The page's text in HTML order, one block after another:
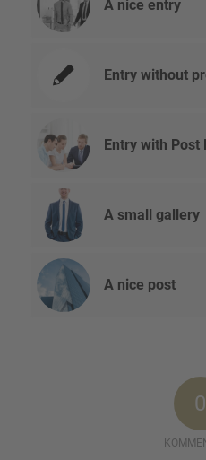
A nice entry
Entry without
Entry with Post
A small gallery
A nice post
0